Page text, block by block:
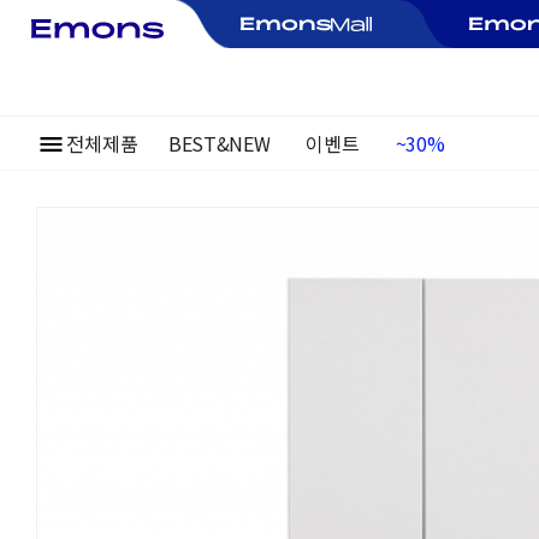
전체제품 BEST&NEW 이벤트
~30%